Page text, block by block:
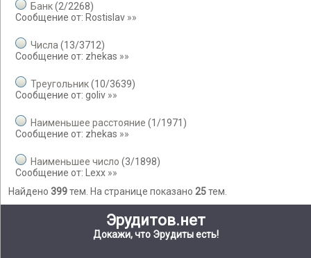
Банк(2/2268)
Сообщение от: Rostislav »»
Числа (13/3712)
Сообщение от: zhekas »»
Треугольник(10/3639)
Сообщение от: goliv »»
Наименьшее расстояние (1 /1971 )
Сообщение от: zhekas »»
Наименьшее число (3/1898)
Сообщение от:
Lexx »»
Найдено 399тем. На странице показано 25тем.
Эрудитов.нет
Докажи, что Эрудиты есть!